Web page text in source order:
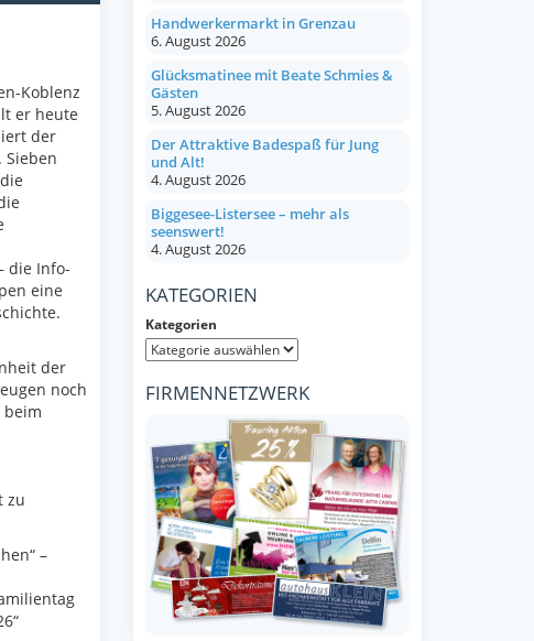
Koblenz
er heute
der
die Info-
eine
der
noch
beim
zu
–
Handwerkermarkt in Grenzau
6. August 2026
Glücksmatinee mit Beate Schmies &
Gästen
5. August 2026
Der Attraktive Badespaß für Jung
und Alt!
4. August 2026
Biggesee-Listersee – mehr als
seenswert!
4. August 2026
KATEGORIEN
Kategorien
FIRMENNETZWERK